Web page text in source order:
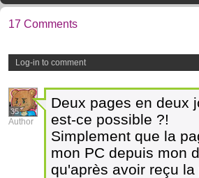
17 Comments
Log-in to comment
35
Author
Deux pages en deux
est-ce possible ?!
Simplement que la
mon PC depuis mon
qu'après avoir reçu